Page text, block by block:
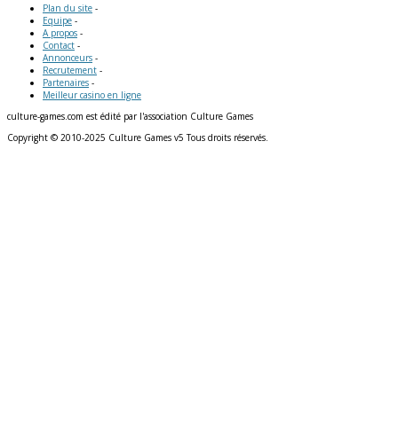
Plan du site -
Equipe -
A propos -
Contact -
Annonceurs -
Recrutement -
Partenaires -
Meilleur casino en ligne
culture-games.com est édité par l'association Culture Games
Copyright © 2010-2025 Culture Games v5 Tous droits réservés.